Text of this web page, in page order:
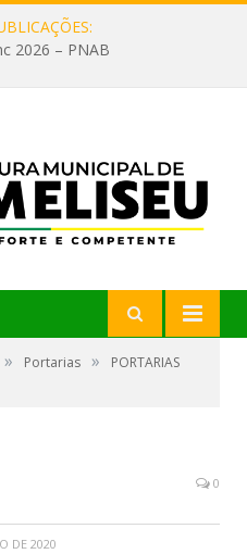
2026 – PNAB
» Portarias »
PORTARIAS
0
DE 2020